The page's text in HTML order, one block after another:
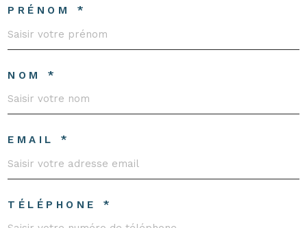
PRÉNOM *
NOM *
EMAIL *
TÉLÉPHONE *